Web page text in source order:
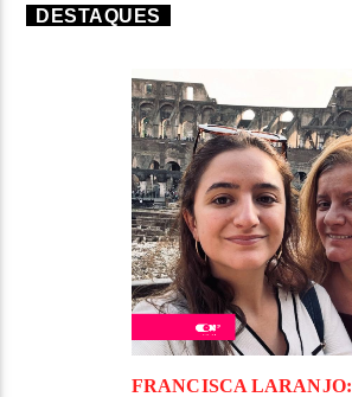
DESTAQUES
FRANCISCA LARANJO: